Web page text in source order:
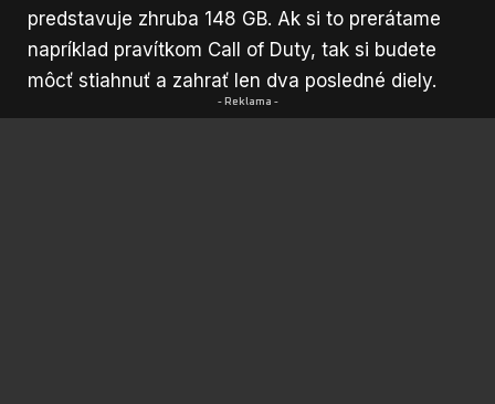
predstavuje zhruba 148 GB. Ak si to prerátame
napríklad pravítkom Call of Duty, tak si budete
môcť stiahnuť a zahrať len dva posledné diely.
- Reklama -